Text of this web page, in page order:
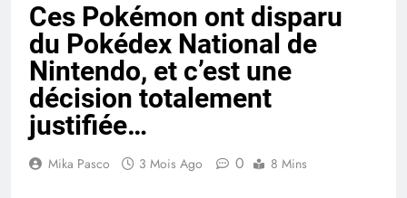
Ces Pokémon ont disparu
du Pokédex National de
Nintendo, et c’est une
décision totalement
justifiée…
Mika Pasco 3 Mois Ago 0 8 Mins